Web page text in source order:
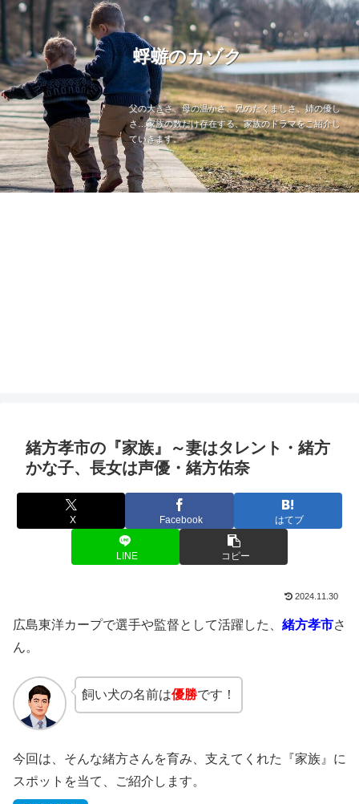
蜉蝣のカゾク
父の大きさ、母の温かさ、兄のたくましさ、姉の優し
さ…家族の数だけ存在する、家族のドラマをご紹介し
ていきます。
緒方孝市の『家族』～妻はタレント・緒方
かな子、長女は声優・緒方佑奈
X Facebook はてブ
LINE コピー
2024.11.30
広島東洋カープで選手や監督として活躍した、 緒方孝市さ
ん。
飼い犬の名前は優勝です！
今回は、そんな緒方さんを育み、支えてくれた『家族』に
スポットを当て、ご紹介します。